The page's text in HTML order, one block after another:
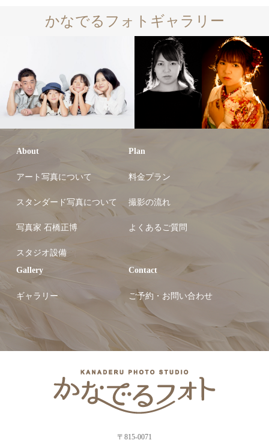
かなでるフォトギャラリー
About
アート写真について
スタンダード写真について
写真家 石橋正博
スタジオ設備
Plan
料金プラン
撮影の流れ
よくあるご質問
Gallery
ギャラリー
Contact
ご予約・お問い合わせ
〒815-0071